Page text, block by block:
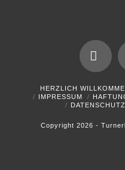
HERZLICH
IMPRESSUM
Copyright 2026 -